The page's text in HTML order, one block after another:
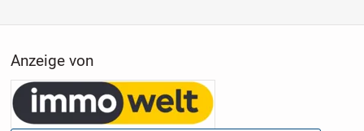
zusätzlichen Essbereich bietet und zudem einen direkten
Der private Bereich gliedert sich in mehrere Schlafzimmer,
die flexibel als Kinder-, Gäste- oder Arbeitszimmer genutzt
werden können. Das Hauptschlafzimmer befindet sich im
Anzeige von